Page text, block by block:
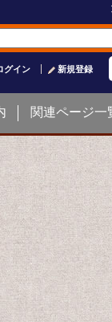
グイン 新規登録
関連ページ一